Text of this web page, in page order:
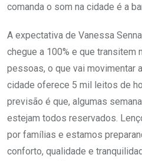
comanda o som na cidade é a
A expectativa de Vanessa
chegue a 100% e que transitem
pessoas, o que vai movimentar
cidade oferece 5 mil leitos de
previsão é que, algumas
estejam todos reservados.
por famílias e estamos
conforto, qualidade e